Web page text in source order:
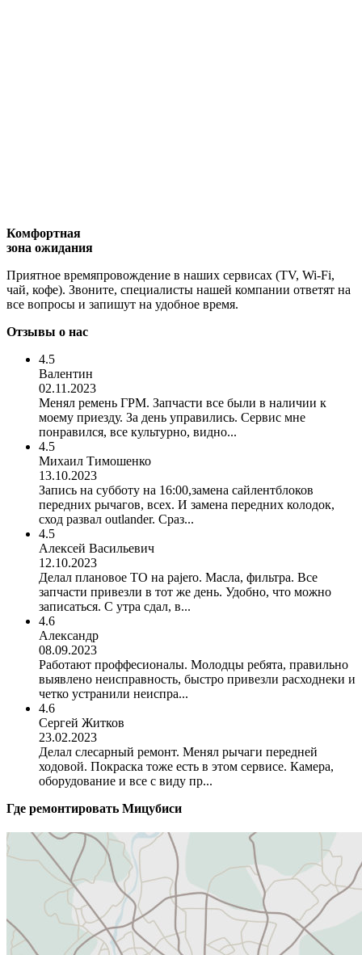
Комфортная
зона ожидания
Приятное времяпровождение в наших сервисах (TV, Wi-Fi,
чай, кофе). Звоните, специалисты нашей компании ответят на
все вопросы и запишут на удобное время.
Отзывы о нас
4.5
Валентин
02.11.2023
Менял ремень ГРМ. Запчасти все были в наличии к
моему приезду. За день управились. Сервис мне
понравился, все культурно, видно...
4.5
Михаил Тимошенко
13.10.2023
Запись на субботу на 16:00,замена сайлентблоков
передних рычагов, всех. И замена передних колодок,
сход развал outlander. Сраз...
4.5
Алексей Васильевич
12.10.2023
Делал плановое ТО на pajero. Масла, фильтра. Все
запчасти привезли в тот же день. Удобно, что можно
записаться. С утра сдал, в...
4.6
Александр
08.09.2023
Работают проффесионалы. Молодцы ребята, правильно
выявлено неисправность, быстро привезли расходнеки и
четко устранили неиспра...
4.6
Сергей Житков
23.02.2023
Делал слесарный ремонт. Менял рычаги передней
ходовой. Покраска тоже есть в этом сервисе. Камера,
оборудование и все с виду пр...
Где ремонтировать Мицубиси